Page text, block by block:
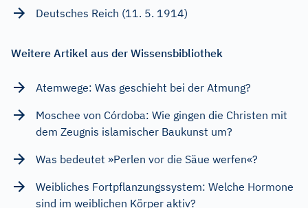
Deutsches Reich (11. 5. 1914)
Weitere Artikel aus der Wissensbibliothek
Atemwege: Was geschieht bei der Atmung?
Moschee von Córdoba: Wie gingen die Christen mit
dem Zeugnis islamischer Baukunst um?
Was bedeutet »Perlen vor die Säue werfen«?
Weibliches Fortpflanzungssystem: Welche Hormone
sind im weiblichen Körper aktiv?